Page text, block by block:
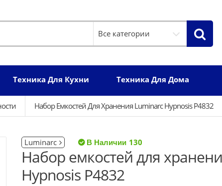
Техника Для Кухни Техника Для Дома
Набор Емкостей Для Хранения Luminarc Hypnosis P4832
Luminarc 130
Набор емкостей для
Hypnosis P4832